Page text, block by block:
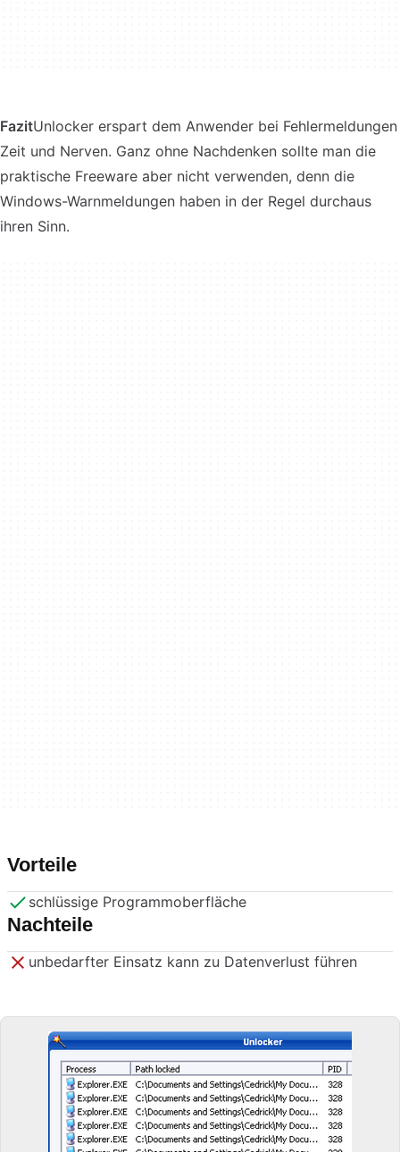
FazitUnlocker erspart dem Anwender bei Fehlermeldungen
Zeit und Nerven. Ganz ohne Nachdenken sollte man die
praktische Freeware aber nicht verwenden, denn die
Windows-Warnmeldungen haben in der Regel durchaus
ihren Sinn.
Vorteile
schlüssige Programmoberfläche
Nachteile
unbedarfter Einsatz kann zu Datenverlust führen